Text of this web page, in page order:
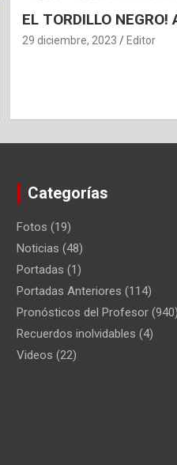
EL TORDILLO NEGRO!
29 diciembre, 2023 Editor
Categorías
Fotos (19)
Noticias (48)
Portadas (1)
Portadas Anteriores (114)
Pronósticos del Profesor (940)
Recuerdos inolvidables (4)
Videos (22)